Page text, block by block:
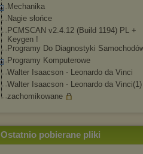
Mechanika
Nagie słońce
PCMSCAN v2.4.12 (Build 1194) PL +
Keygen !
Programy Do Diagnostyki
Programy Komputerowe
Walter Isaacson - Leonardo da Vinci
Walter Isaacson - Leonardo da Vinci(1)
zachomikowane
Ostatnio pobierane pliki